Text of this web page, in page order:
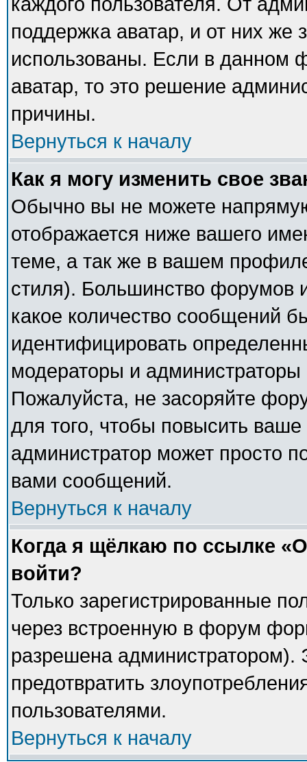
поддержка аватар, и от них же
использованы. Если в данном
аватар, то это решение
причины.
Вернуться к началу
Как я могу изменить свое
Обычно вы не можете
отображается ниже вашего
теме, а так же в вашем
стиля). Большинство форумов
какое количество сообщений
идентифицировать
модераторы и
Пожалуйста, не засоряйте
для того, чтобы повысить
администратор может просто
вами сообщений.
Вернуться к началу
Когда я щёлкаю по ссылке
войти?
Только зарегистрированные
через встроенную в форум
разрешена администратором).
предотвратить
пользователями.
Вернуться к началу